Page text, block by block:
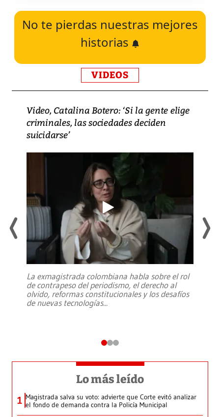
No te pierdas nuestras mejores
historias
VIDEOS
Video, Catalina Botero: ‘Si la gente elige
criminales, las sociedades deciden
suicidarse’
La exmagistrada colombiana habla sobre el rol
de contrapeso del periodismo, el derecho al
olvido, reformas constitucionales y los desafíos
de nuevas tecnologías...
Lo más leído
1 Magistrada salva su voto: advierte que Corte evitó analizar
el fondo de demanda contra la Policía Municipal